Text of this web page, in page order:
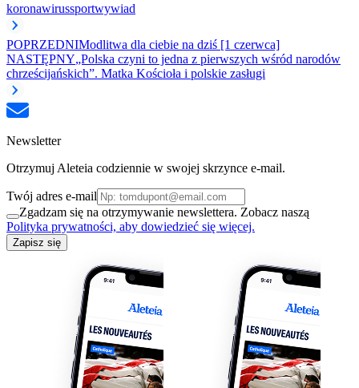
koronawirussportwywiad
POPRZEDNIModlitwa dla ciebie na dziś [1 czerwca]
NASTĘPNY„Polska czyni to jedna z pierwszych wśród narodów
chrześcijańskich”. Matka Kościoła i polskie zasługi
Newsletter
Otrzymuj Aleteia codziennie w swojej skrzynce e-mail.
Twój adres e-mail
Zgadzam się na otrzymywanie newslettera. Zobacz naszą
Polityka prywatności, aby dowiedzieć się więcej.
Zapisz się